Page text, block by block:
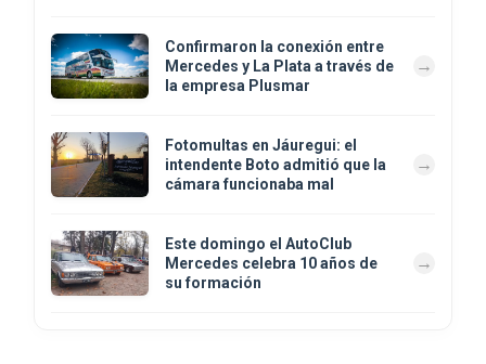
Confirmaron la conexión entre
Mercedes y La Plata a través de
la empresa Plusmar
Fotomultas en Jáuregui: el
intendente Boto admitió que la
cámara funcionaba mal
Este domingo el AutoClub
Mercedes celebra 10 años de
su formación